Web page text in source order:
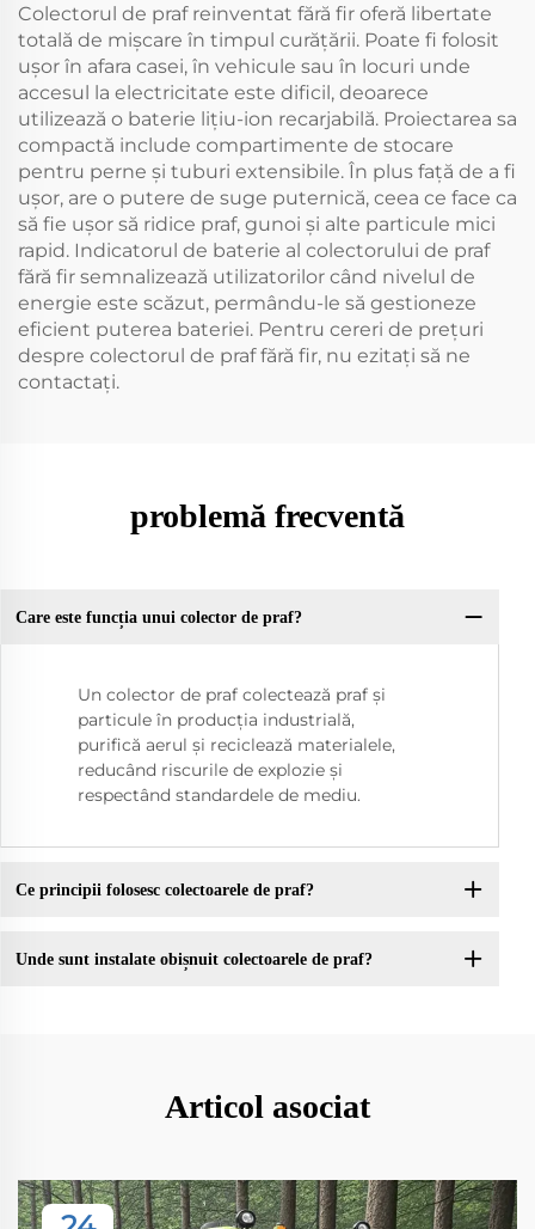
Colectorul de praf reinventat fără fir oferă libertate
totală de mișcare în timpul curățării. Poate fi folosit
ușor în afara casei, în vehicule sau în locuri unde
accesul la electricitate este dificil, deoarece
utilizează o baterie lițiu-ion recarjabilă. Proiectarea sa
compactă include compartimente de stocare
pentru perne și tuburi extensibile. În plus față de a fi
ușor, are o putere de suge puternică, ceea ce face ca
să fie ușor să ridice praf, gunoi și alte particule mici
rapid. Indicatorul de baterie al colectorului de praf
fără fir semnalizează utilizatorilor când nivelul de
energie este scăzut, permându-le să gestioneze
eficient puterea bateriei. Pentru cereri de prețuri
despre colectorul de praf fără fir, nu ezitați să ne
contactați.
problemă frecventă
Care este funcția unui colector de praf?
Un colector de praf colectează praf și
particule în producția industrială,
purifică aerul și reciclează materialele,
reducând riscurile de explozie și
respectând standardele de mediu.
Ce principii folosesc colectoarele de praf?
Unde sunt instalate obișnuit colectoarele de praf?
Articol asociat